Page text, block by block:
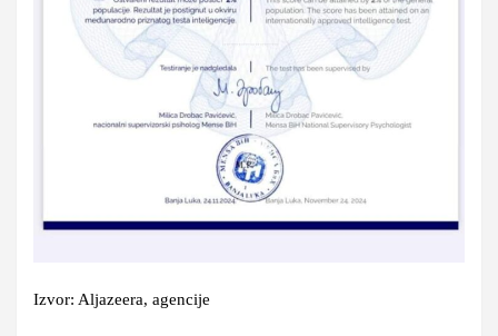
Izvor: Aljazeera, agencije